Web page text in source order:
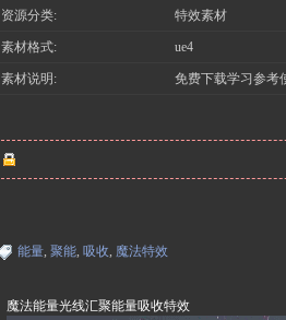
资源分类: 特效素材
素材格式: ue4
素材说明: 免费下载学习参考
能量, 聚能, 吸收, 魔法特效
魔法能量光线汇聚能量吸收特效